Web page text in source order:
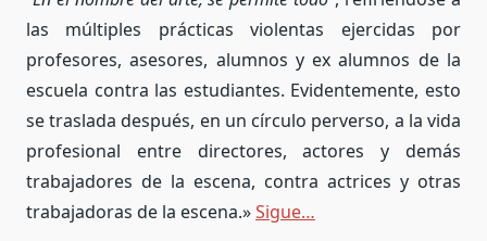
las múltiples prácticas violentas ejercidas por
profesores, asesores, alumnos y ex alumnos de la
escuela contra las estudiantes. Evidentemente, esto
se traslada después, en un círculo perverso, a la vida
profesional entre directores, actores y demás
trabajadores de la escena, contra actrices y otras
trabajadoras de la escena.»Sigue…